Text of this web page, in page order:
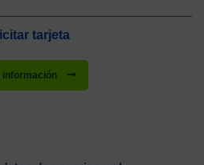
tarjeta
información